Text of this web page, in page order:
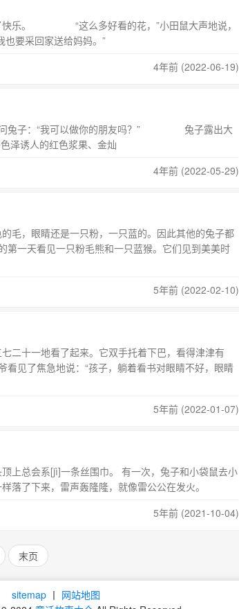
快乐。 “这么多好看的花，”小田鼠大声地说，
也要采回家送给妈妈。”
4年前 (2022-06-19)
兔子：“我可以做你的朋友吗？” 兔子露出大
人的红色浆果、金灿
4年前 (2022-05-29)
，眼睛还是一只粉，一只蓝的。因此其他的兔子都
天看见一只粉毛熊和一只蓝猴。它们见到美美时
5年前 (2022-02-10)
十一地看了起来。它双手托着下巴，看得津津有
了焦急地说：“孩子，躺着看书对眼睛不好，眼睛
5年前 (2022-01-07)
上总会系[jì]一条丝围巾。 有一次，兔子和小袋鼠去小
落了下来，雷声轰隆隆，就像雷公公在发火。
5年前 (2021-10-04)
末页
sitemap 丨 网站地图